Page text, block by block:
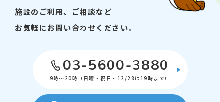
施設のご利用、ご相談など
お気軽にお問い合わせください。
03-5600-3880
9時～20時（日曜・祝日・12/28は19時まで）